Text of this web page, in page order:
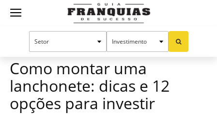
Guia
Empreendedorismo
Como montar uma
lanchonete: dicas e 12
opções para investir